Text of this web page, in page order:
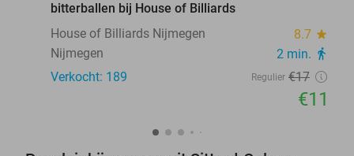
bitterballen bij House of Billiards
House of Billiards Nijmegen
8.7 star
Nijmegen 2 min. directions_walk
Verkocht: 189 Regulier €17
€11